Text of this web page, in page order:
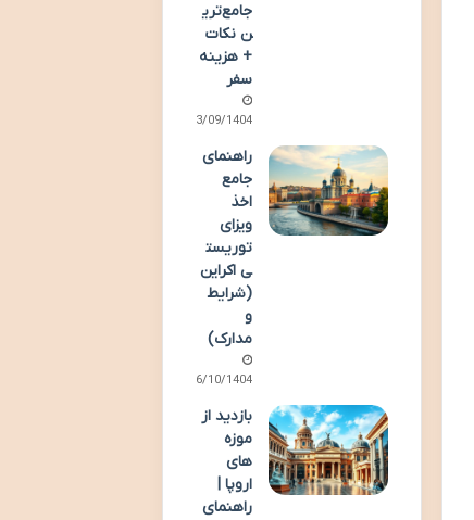
جامع‌تری
ن نکات
+ هزینه
سفر
13/09/1404
راهنمای
جامع
اخذ
ویزای
توریست
ی اکراین
(شرایط
و
مدارک)
06/10/1404
بازدید از
موزه
های
اروپا |
راهنمای